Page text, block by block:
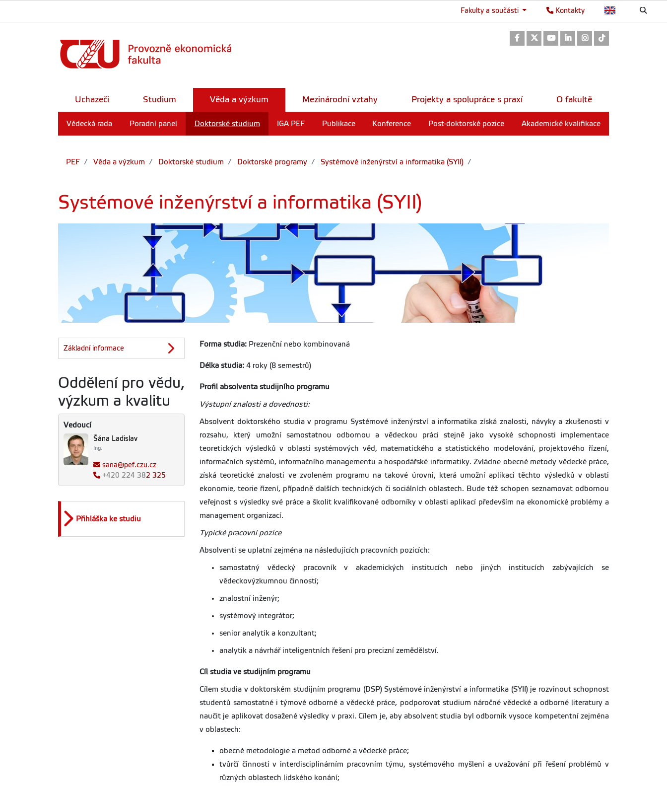
Kontakty
Fakulty a součásti
Odkaz na Facebook
Odkaz na Twitter
Odkaz na Youtube
Odkaz na LinkedIn
Odkaz na Instagram
Uchazeči Studium Věda a výzkum
Vědecká rada Poradní panel Doktorské studium IGA PEF Publikace Konference Post-doktorské pozice Akademické kvalifikace
Mezinárodní vztahy Projekty a spolupráce s praxí O fakultě
PEF Věda a výzkum Doktorské studium Doktorské programy Systémové inženýrství a informatika (SYII)
Systémové inženýrství a informatika (SYII)
Základní informace
Oddělení pro vědu,
výzkum a kvalitu
Vedoucí
Šána Ladislav
Ing.
sana@pef.czu.cz
+420 224 382 325
Přihláška ke studiu
Forma studia: Prezenční nebo kombinovaná
Délka studia: 4 roky (8 semestrů)
Profil absolventa studijního programu
Výstupní znalosti a dovednosti:
Absolvent doktorského studia v programu Systémové inženýrství a informatika získá znalosti, návyky a zkušenosti v
rozsahu, který umožní samostatnou odbornou a vědeckou práci stejně jako vysoké schopnosti implementace
teoretických výsledků v oblasti systémových věd, matematického a statistického modelování, projektového řízení,
informačních systémů, informačního managementu a hospodářské informatiky. Zvládne obecné metody vědecké práce,
získá teoretické znalosti ve zvoleném programu na takové úrovni, která umožní aplikaci těchto výsledků v oblasti
ekonomie, teorie řízení, případně dalších technických či sociálních oblastech. Bude též schopen seznamovat odbornou
veřejnost s výsledky své práce a školit kvalifikované odborníky v oblasti aplikací především na ekonomické problémy a
management organizací.
Typické pracovní pozice
Absolventi se uplatní zejména na následujících pracovních pozicích:
samostatný vědecký pracovník v akademických institucích nebo jiných institucích zabývajících se
vědeckovýzkumnou činností;
znalostní inženýr;
systémový integrátor;
senior analytik a konzultant;
analytik a návrhář inteligentních řešení pro precizní zemědělství.
Cíl studia ve studijním programu
Cílem studia v doktorském studijním programu (DSP) Systémové inženýrství a informatika (SYII) je rozvinout schopnost
studentů samostatné i týmové odborné a vědecké práce, podporovat studium náročné vědecké a odborné literatury a
naučit je aplikovat dosažené výsledky v praxi. Cílem je, aby absolvent studia byl odborník vysoce kompetentní zejména
v oblastech:
obecné metodologie a metod odborné a vědecké práce;
tvůrčí činnosti v interdisciplinárním pracovním týmu, systémového myšlení a uvažování při řešení problémů v
různých oblastech lidského konání;